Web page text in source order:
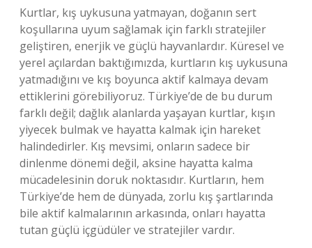
Kurtlar, kış uykusuna yatmayan, doğanın sert
koşullarına uyum sağlamak için farklı stratejiler
geliştiren, enerjik ve güçlü hayvanlardır. Küresel ve
yerel açılardan baktığımızda, kurtların kış uykusuna
yatmadığını ve kış boyunca aktif kalmaya devam
ettiklerini görebiliyoruz. Türkiye’de de bu durum
farklı değil; dağlık alanlarda yaşayan kurtlar, kışın
yiyecek bulmak ve hayatta kalmak için hareket
halindedirler. Kış mevsimi, onların sadece bir
dinlenme dönemi değil, aksine hayatta kalma
mücadelesinin doruk noktasıdır. Kurtların, hem
Türkiye’de hem de dünyada, zorlu kış şartlarında
bile aktif kalmalarının arkasında, onları hayatta
tutan güçlü içgüdüler ve stratejiler vardır.